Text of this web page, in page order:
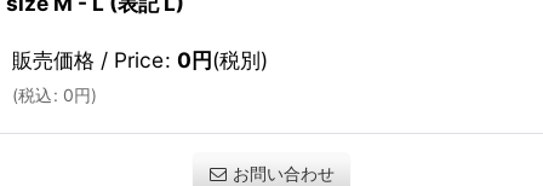
販売価格 / Price: 0円(税別)
(税込: 0円)
お問い合わせ